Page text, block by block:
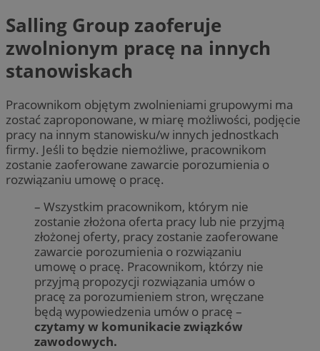
Salling Group zaoferuje
zwolnionym pracę na innych
stanowiskach
Pracownikom objętym zwolnieniami grupowymi ma
zostać zaproponowane, w miarę możliwości, podjęcie
pracy na innym stanowisku/w innych jednostkach
firmy. Jeśli to będzie niemożliwe, pracownikom
zostanie zaoferowane zawarcie porozumienia o
rozwiązaniu umowę o pracę.
– Wszystkim pracownikom, którym nie
zostanie złożona oferta pracy lub nie przyjmą
złożonej oferty, pracy zostanie zaoferowane
zawarcie porozumienia o rozwiązaniu
umowę o pracę. Pracownikom, którzy nie
przyjmą propozycji rozwiązania umów o
pracę za porozumieniem stron, wręczane
będą wypowiedzenia umów o pracę –
czytamy w komunikacie związków
zawodowych.